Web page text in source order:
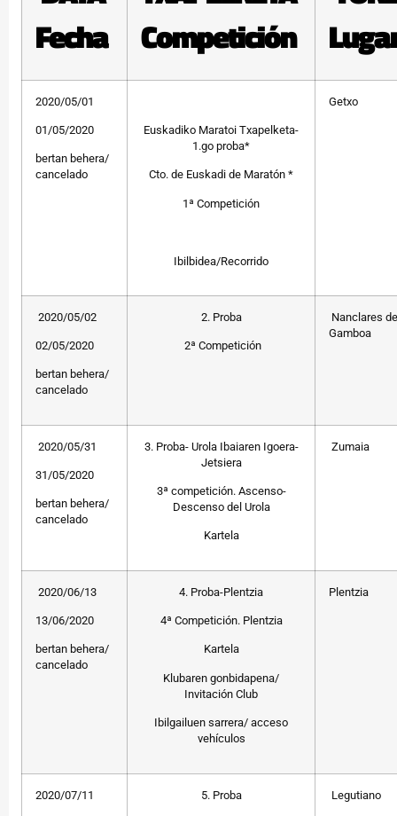
Fecha
Competición
2020/05/01
01/05/2020
bertan behera/
cancelado
Euskadiko Maratoi Txapelketa-
1.go proba*
Cto. de Euskadi de Maratón *
1ª Competición
Ibilbidea/Recorrido
Getxo
2020/05/02
02/05/2020
bertan behera/
cancelado
2. Proba
2ª Competición
Nanclares de
Gamboa
2020/05/31
31/05/2020
bertan behera/
cancelado
3. Proba- Urola Ibaiaren Igoera-
Jetsiera
3ª competición. Ascenso-
Descenso del Urola
Kartela
Zumaia
2020/06/13
13/06/2020
bertan behera/
cancelado
4. Proba-Plentzia
4ª Competición. Plentzia
Kartela
Klubaren gonbidapena/
Invitación Club
Ibilgailuen sarrera/ acceso
vehículos
Plentzia
2020/07/11 5. Proba Legutiano